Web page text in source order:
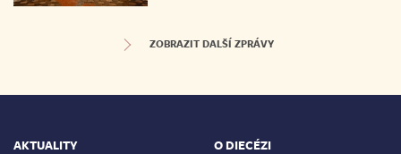
ZOBRAZIT DALŠÍ ZPRÁVY
AKTUALITY O DIECÉZI